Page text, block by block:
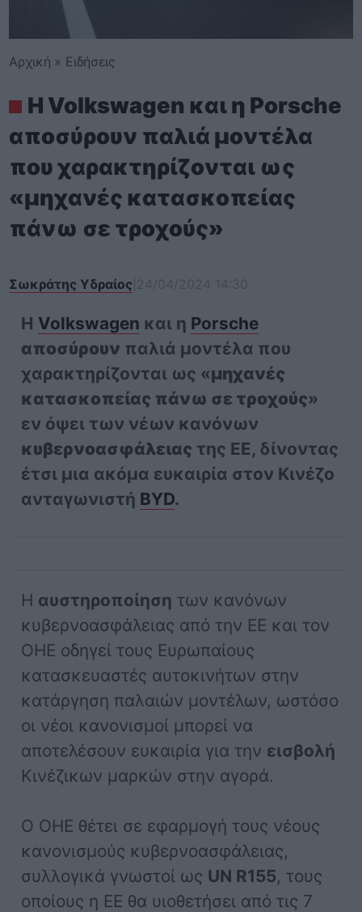
Αρχική » Ειδήσεις
Η Volkswagen και η Porsche
αποσύρουν παλιά μοντέλα
που χαρακτηρίζονται ως
«μηχανές κατασκοπείας
πάνω σε τροχούς»
Σωκράτης Υδραίος
Η Volkswagen και η Porsche
αποσύρουν παλιά μοντέλα που
χαρακτηρίζονται ως «μηχανές
κατασκοπείας πάνω σε τροχούς»
εν όψει των νέων κανόνων
κυβερνοασφάλειας της ΕΕ, δίνοντας
έτσι μια ακόμα ευκαιρία στον Κινέζο
ανταγωνιστή BYD.
Η αυστηροποίηση των κανόνων
κυβερνοασφάλειας από την ΕΕ και τον
ΟΗΕ οδηγεί τους Ευρωπαίους
κατασκευαστές αυτοκινήτων στην
κατάργηση παλαιών μοντέλων, ωστόσο
οι νέοι κανονισμοί μπορεί να
αποτελέσουν ευκαιρία για την εισβολή
Κινέζικων μαρκών στην αγορά.
Ο ΟΗΕ θέτει σε εφαρμογή τους νέους
κανονισμούς κυβερνοασφάλειας,
συλλογικά γνωστοί ως UN R155, τους
οποίους η ΕΕ θα υιοθετήσει από τις 7